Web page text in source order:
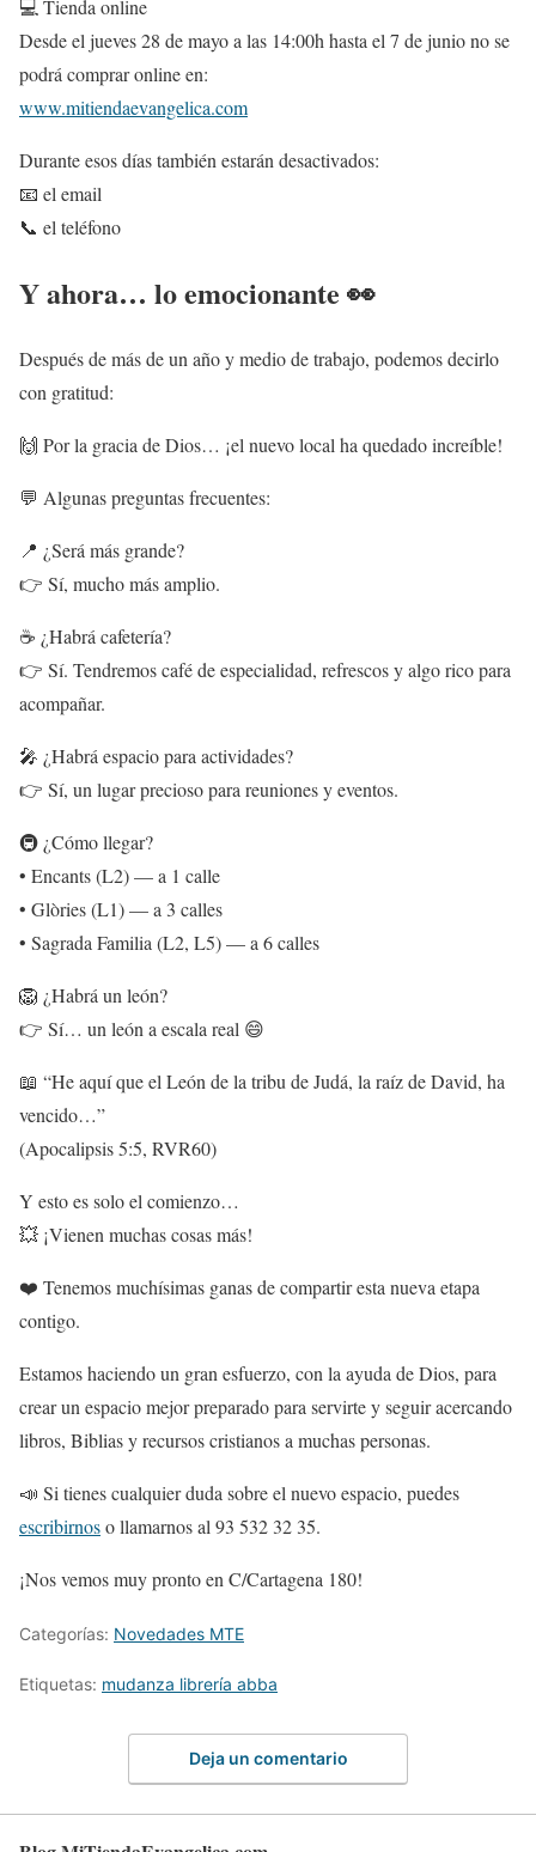
💻 Tienda online
Desde el jueves 28 de mayo a las 14:00h hasta el 7 de junio no se
podrá comprar online en:
www.mitiendaevangelica.com
Durante esos días también estarán desactivados:
📧 el email
📞 el teléfono
Y ahora… lo emocionante 👀
Después de más de un año y medio de trabajo, podemos decirlo
con gratitud:
🙌 Por la gracia de Dios… ¡el nuevo local ha quedado increíble!
💬 Algunas preguntas frecuentes:
📍 ¿Será más grande?
👉 Sí, mucho más amplio.
☕ ¿Habrá cafetería?
👉 Sí. Tendremos café de especialidad, refrescos y algo rico para
acompañar.
🎤 ¿Habrá espacio para actividades?
👉 Sí, un lugar precioso para reuniones y eventos.
🚇 ¿Cómo llegar?
• Encants (L2) — a 1 calle
• Glòries (L1) — a 3 calles
• Sagrada Familia (L2, L5) — a 6 calles
🦁 ¿Habrá un león?
👉 Sí… un león a escala real 😄
📖 “He aquí que el León de la tribu de Judá, la raíz de David, ha
vencido…”
(Apocalipsis 5:5, RVR60)
Y esto es solo el comienzo…
💥 ¡Vienen muchas cosas más!
❤️ Tenemos muchísimas ganas de compartir esta nueva etapa
contigo.
Estamos haciendo un gran esfuerzo, con la ayuda de Dios, para
crear un espacio mejor preparado para servirte y seguir acercando
libros, Biblias y recursos cristianos a muchas personas.
📣 Si tienes cualquier duda sobre el nuevo espacio, puedes
escribirnoso llamarnos al 93 532 32 35.
¡Nos vemos muy pronto en C/Cartagena 180!
Categorías: Novedades MTE
Etiquetas: mudanza librería abba
Deja un comentario